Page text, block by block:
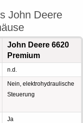
John Deere
John Deere 6620
Premium
n.d.
Nein, elektrohydraulische
Steuerung
Ja